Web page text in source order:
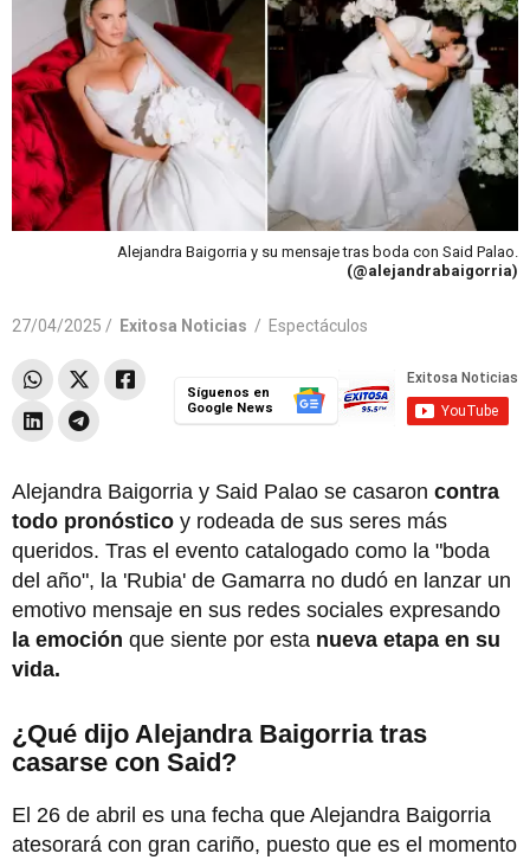
Alejandra Baigorria y su mensaje tras boda con Said Palao.
(@alejandrabaigorria)
27/04/2025 / Exitosa Noticias / Espectáculos
Síguenos en
Google News
Alejandra Baigorria y Said Palao se casaron contra
todo pronóstico y rodeada de sus seres más
queridos. Tras el evento catalogado como la "boda
del año", la 'Rubia' de Gamarra no dudó en lanzar un
emotivo mensaje en sus redes sociales expresando
la emoción que siente por esta nueva etapa en su
vida.
¿Qué dijo Alejandra Baigorria tras
casarse con Said?
El 26 de abril es una fecha que Alejandra Baigorria
atesorará con gran cariño, puesto que es el momento